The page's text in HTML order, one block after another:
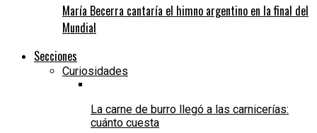
María Becerra cantaría el himno argentino en la final del
Mundial
Secciones
Curiosidades
La carne de burro llegó a las carnicerías:
cuánto cuesta